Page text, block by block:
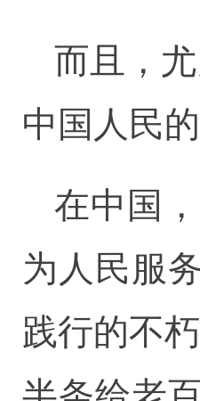
而且，
中国人民
在中国
为人民服
践行的不